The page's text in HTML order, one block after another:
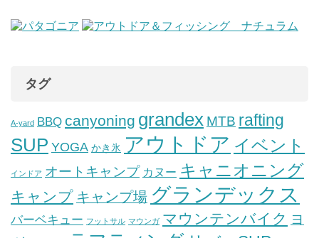
タグ
A-yard BBQ canyoning grandex MTB rafting
SUP YOGA かき氷 アウトドア イベント
インドア オートキャンプ カヌー キャニオニング
キャンプ キャンプ場 グランデックス
バーベキュー フットサル マウンガ マウンテンバイク ヨ